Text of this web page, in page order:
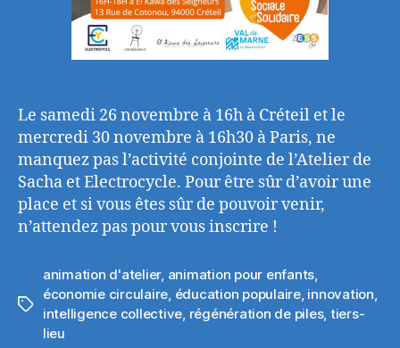
Le samedi 26 novembre à 16h à Créteil et le
mercredi 30 novembre à 16h30 à Paris, ne
manquez pas l’activité conjointe de l’Atelier de
Sacha et Electrocycle. Pour être sûr d’avoir une
place et si vous êtes sûr de pouvoir venir,
n’attendez pas pour vous inscrire !
Étiquettes
animation d'atelier, animation pour enfants,
économie circulaire, éducation populaire, innovation,
intelligence collective, régénération de piles, tiers-
lieu